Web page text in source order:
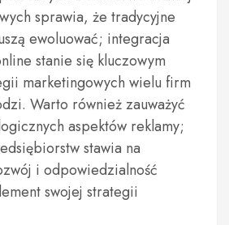
sprawia, że tradycyjne
ewoluować; integracja
stanie się kluczowym
marketingowych wielu firm
Warto również zauważyć
aspektów reklamy;
stawia na
i odpowiedzialność
swojej strategii